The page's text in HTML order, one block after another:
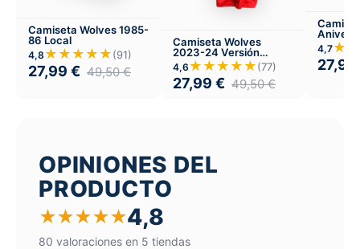
Camiseta Wolves 1985-
86 Local
4,8 ★★★★★(91)
27,99 € 49,50€
Camiseta Wolves
2023-24 Versión
Infantil Visitante
4,6 ★★★★★(77)
27,99 € 49,50€
4,7
27,99
OPINIONES DEL
PRODUCTO
★★★★★4,8
80 valoraciones en 5 tiendas